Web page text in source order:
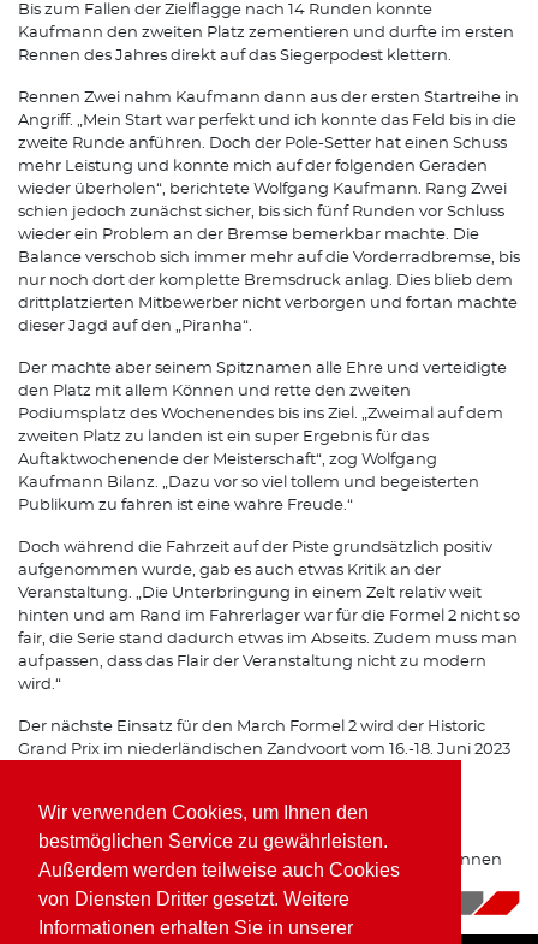
Wir verwenden Cookies, um Ihnen den
bestmöglichen Service zu gewährleisten.
Außerdem werden teilweise auch Cookies
von Diensten Dritter gesetzt. Weitere
Informationen erhalten Sie in unserer
Bis zum Fallen der Zielflagge nach 14 Runden konnte
Kaufmann den zweiten Platz zementieren und durfte im ersten
Rennen des Jahres direkt auf das Siegerpodest klettern.
Rennen Zwei nahm Kaufmann dann aus der ersten Startreihe in
Angriff. „Mein Start war perfekt und ich konnte das Feld bis in die
zweite Runde anführen. Doch der Pole-Setter hat einen Schuss
mehr Leistung und konnte mich auf der folgenden Geraden
wieder überholen“, berichtete Wolfgang Kaufmann. Rang Zwei
schien jedoch zunächst sicher, bis sich fünf Runden vor Schluss
wieder ein Problem an der Bremse bemerkbar machte. Die
Balance verschob sich immer mehr auf die Vorderradbremse, bis
nur noch dort der komplette Bremsdruck anlag. Dies blieb dem
drittplatzierten Mitbewerber nicht verborgen und fortan machte
dieser Jagd auf den „Piranha“.
Der machte aber seinem Spitznamen alle Ehre und verteidigte
den Platz mit allem Können und rette den zweiten
Podiumsplatz des Wochenendes bis ins Ziel. „Zweimal auf dem
zweiten Platz zu landen ist ein super Ergebnis für das
Auftaktwochenende der Meisterschaft“, zog Wolfgang
Kaufmann Bilanz. „Dazu vor so viel tollem und begeisterten
Publikum zu fahren ist eine wahre Freude.“
Doch während die Fahrzeit auf der Piste grundsätzlich positiv
aufgenommen wurde, gab es auch etwas Kritik an der
Veranstaltung. „Die Unterbringung in einem Zelt relativ weit
hinten und am Rand im Fahrerlager war für die Formel 2 nicht so
fair, die Serie stand dadurch etwas im Abseits. Zudem muss man
aufpassen, dass das Flair der Veranstaltung nicht zu modern
wird.“
Der nächste Einsatz für den March Formel 2 wird der Historic
Grand Prix im niederländischen Zandvoort vom 16.-18. Juni 2023
Zusätzlich zum historischen Programm zeichnet sich am
Horizont auch eine mögliche Rückkehr in den modernen
Sportwagen-Zirkus an. Derzeit laufen Gespräche über Rennen
16.05.2023